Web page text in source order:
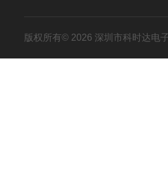
版权所有© 2026 深圳市科时达